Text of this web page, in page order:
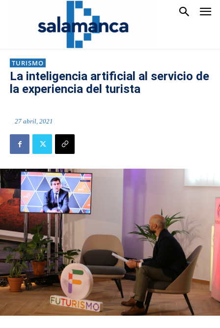
TURISMO
La inteligencia artificial al servicio de
la experiencia del turista
27 abril, 2021